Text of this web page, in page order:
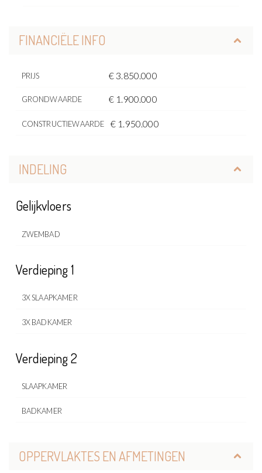
FINANCIËLE INFO
PRIJS € 3.850.000
GRONDWAARDE € 1.900.000
CONSTRUCTIEWAARDE € 1.950.000
INDELING
Gelijkvloers
ZWEMBAD
Verdieping 1
3X SLAAPKAMER
3X BADKAMER
Verdieping 2
SLAAPKAMER
BADKAMER
OPPERVLAKTES EN AFMETINGEN